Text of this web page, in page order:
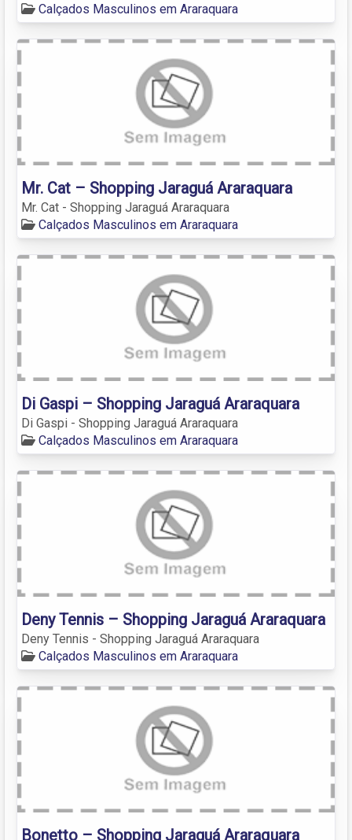
Calçados Masculinos em Araraquara
Mr. Cat – Shopping Jaraguá Araraquara
Mr. Cat - Shopping Jaraguá Araraquara
Calçados Masculinos em Araraquara
Di Gaspi – Shopping Jaraguá Araraquara
Di Gaspi - Shopping Jaraguá Araraquara
Calçados Masculinos em Araraquara
Deny Tennis – Shopping Jaraguá Araraquara
Deny Tennis - Shopping Jaraguá Araraquara
Calçados Masculinos em Araraquara
Bonetto – Shopping Jaraguá Araraquara